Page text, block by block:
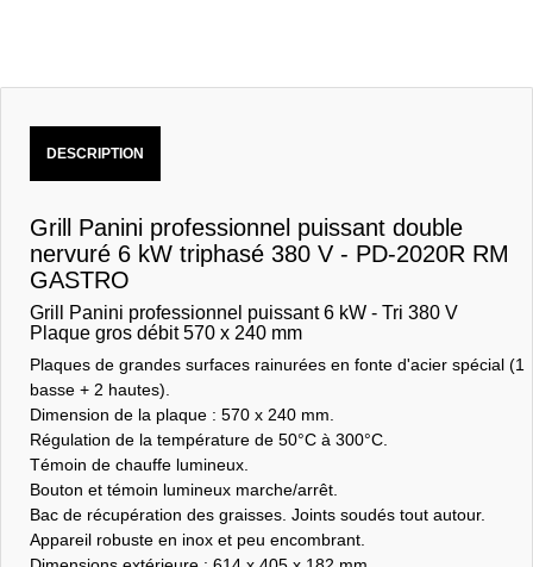
DESCRIPTION
Grill Panini professionnel puissant double
nervuré 6 kW triphasé 380 V - PD-2020R RM
GASTRO
Grill Panini professionnel puissant 6 kW - Tri 380 V
Plaque gros débit 570 x 240 mm
Plaques de grandes surfaces rainurées en fonte d'acier spécial (1
basse + 2 hautes).
Dimension de la plaque : 570 x 240 mm.
Régulation de la température de 50°C à 300°C.
Témoin de chauffe lumineux.
Bouton et témoin lumineux marche/arrêt.
Bac de récupération des graisses. Joints soudés tout autour.
Appareil robuste en inox et peu encombrant.